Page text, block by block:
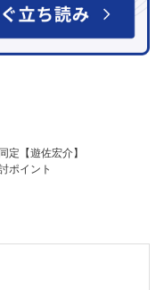
【遊佐宏介】
ポイント
数」を理解する【遊佐宏介，
哲史，永友大暉】
樽本雄介】